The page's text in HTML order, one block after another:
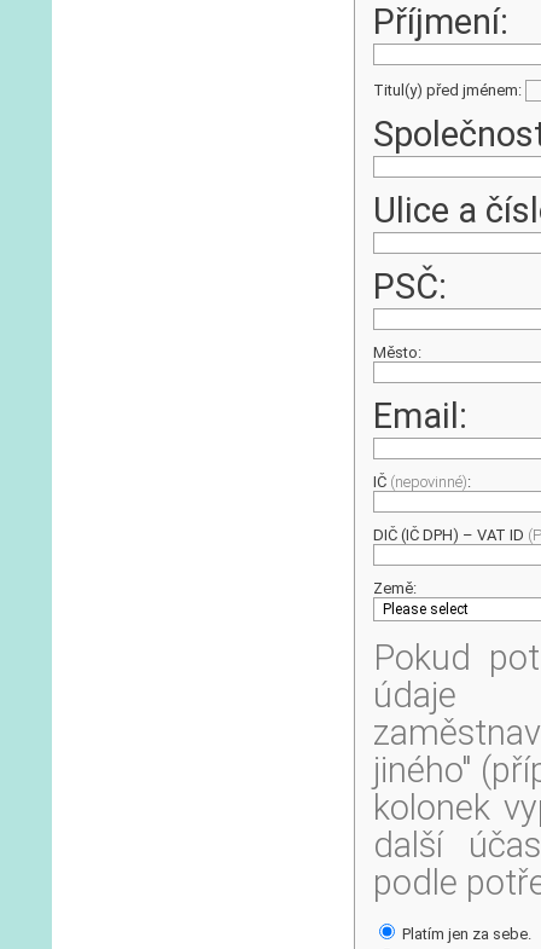
Příjmení:
Titul(y) před jménem:
Ulice a
PSČ:
Město:
Email:
IČ (nepovinné):
DIČ (IČ DPH) – VAT ID
Země:
Pokud
údaje
jiného"
kolonek
další
podle
Platím jen za sebe.